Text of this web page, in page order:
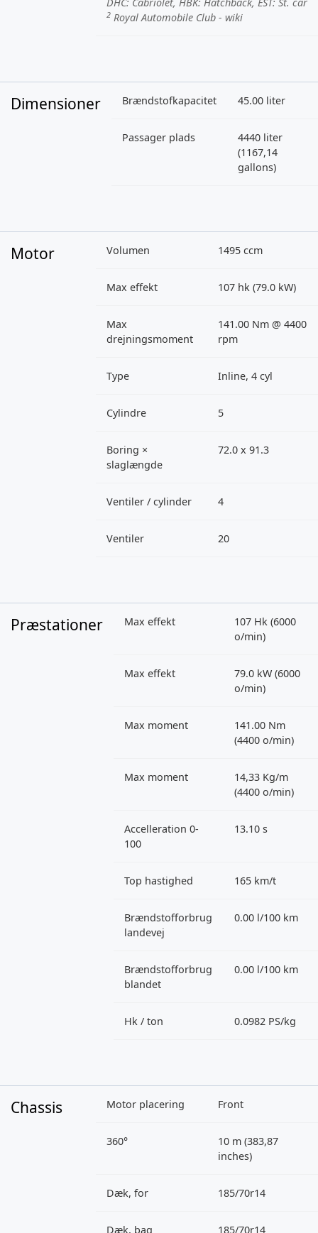
2 Royal Automobile Club - wiki
Dimensioner Brændstofkapacitet 45.00 liter
Passager plads
4440 liter
(1167,14
gallons)
Motor Volumen 1495 ccm
Max effekt 107 hk (79.0 kW)
Max
drejningsmoment
141.00 Nm @ 4400
rpm
Type Inline, 4 cyl
Cylindre 5
Boring ×
slaglængde
72.0 x 91.3
Ventiler / cylinder 4
Ventiler 20
Præstationer Max effekt
107 Hk (6000
o/min)
Max effekt
79.0 kW (6000
o/min)
Max moment
141.00 Nm
(4400 o/min)
Max moment
14,33 Kg/m
(4400 o/min)
Accelleration 0-
100
13.10 s
Top hastighed 165 km/t
Brændstofforbrug
landevej
0.00 l/100 km
Brændstofforbrug
blandet
0.00 l/100 km
Hk / ton 0.0982 PS/kg
Chassis Motor placering Front
360°
10 m (383,87
inches)
Dæk, for 185/70r14
Dæk, bag 185/70r14